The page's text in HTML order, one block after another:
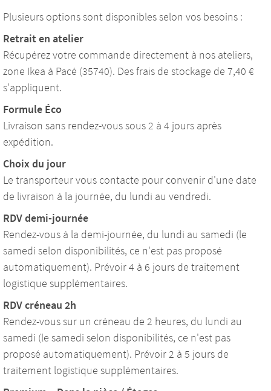
Plusieurs options sont disponibles selon vos besoins :
Retrait en atelier
Récupérez votre commande directement à nos ateliers,
zone Ikea à Pacé (35740). Des frais de stockage de 7,40 €
s'appliquent.
Formule Éco
Livraison sans rendez-vous sous 2 à 4 jours après
expédition.
Choix du jour
Le transporteur vous contacte pour convenir d'une date
de livraison à la journée, du lundi au vendredi.
RDV demi-journée
Rendez-vous à la demi-journée, du lundi au samedi (le
samedi selon disponibilités, ce n'est pas proposé
automatiquement). Prévoir 4 à 6 jours de traitement
logistique supplémentaires.
RDV créneau 2h
Rendez-vous sur un créneau de 2 heures, du lundi au
samedi (le samedi selon disponibilités, ce n'est pas
proposé automatiquement). Prévoir 2 à 5 jours de
traitement logistique supplémentaires.